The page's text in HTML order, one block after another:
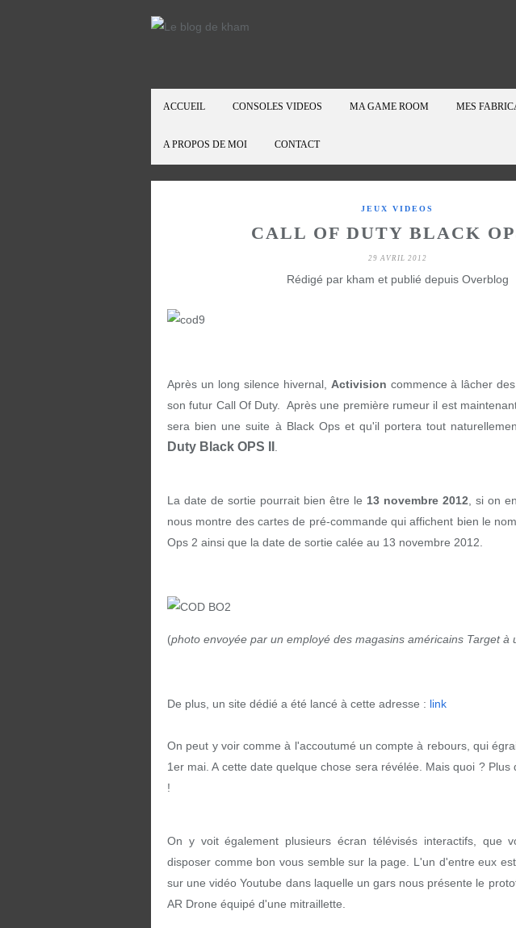
ACCUEIL CONSOLES VIDEOS MA GAME ROOM MES
A PROPOS DE MOI CONTACT
JEUX VIDEOS
CALL OF DUTY BLACK
29 AVRIL 2012
Rédigé par kham et publié depuis Overblog
Après un long silence hivernal, Activision commence à lâcher
son futur Call Of Duty. Après une première rumeur il est
sera bien une suite à Black Ops et qu'il portera tout
Duty Black OPS II
La date de sortie pourrait bien être le 13 novembre 2012 , si on
nous montre des cartes de pré-commande qui affichent bien le
Ops 2 ainsi que la date de sortie calée au 13 novembre 2012.
(photo envoyée par un employé des magasins américains Target à
De plus, un site dédié a été lancé à cette adresse : link
On peut y voir comme à l'accoutumé un compte à rebours, qui
1er mai. A cette date quelque chose sera révélée. Mais quoi ? Plus
!
On y voit également plusieurs écran télévisés interactifs, que
disposer comme bon vous semble sur la page. L'un d'entre eux
sur une vidéo Youtube dans laquelle un gars nous présente le
AR Drone équipé d'une mitraillette.